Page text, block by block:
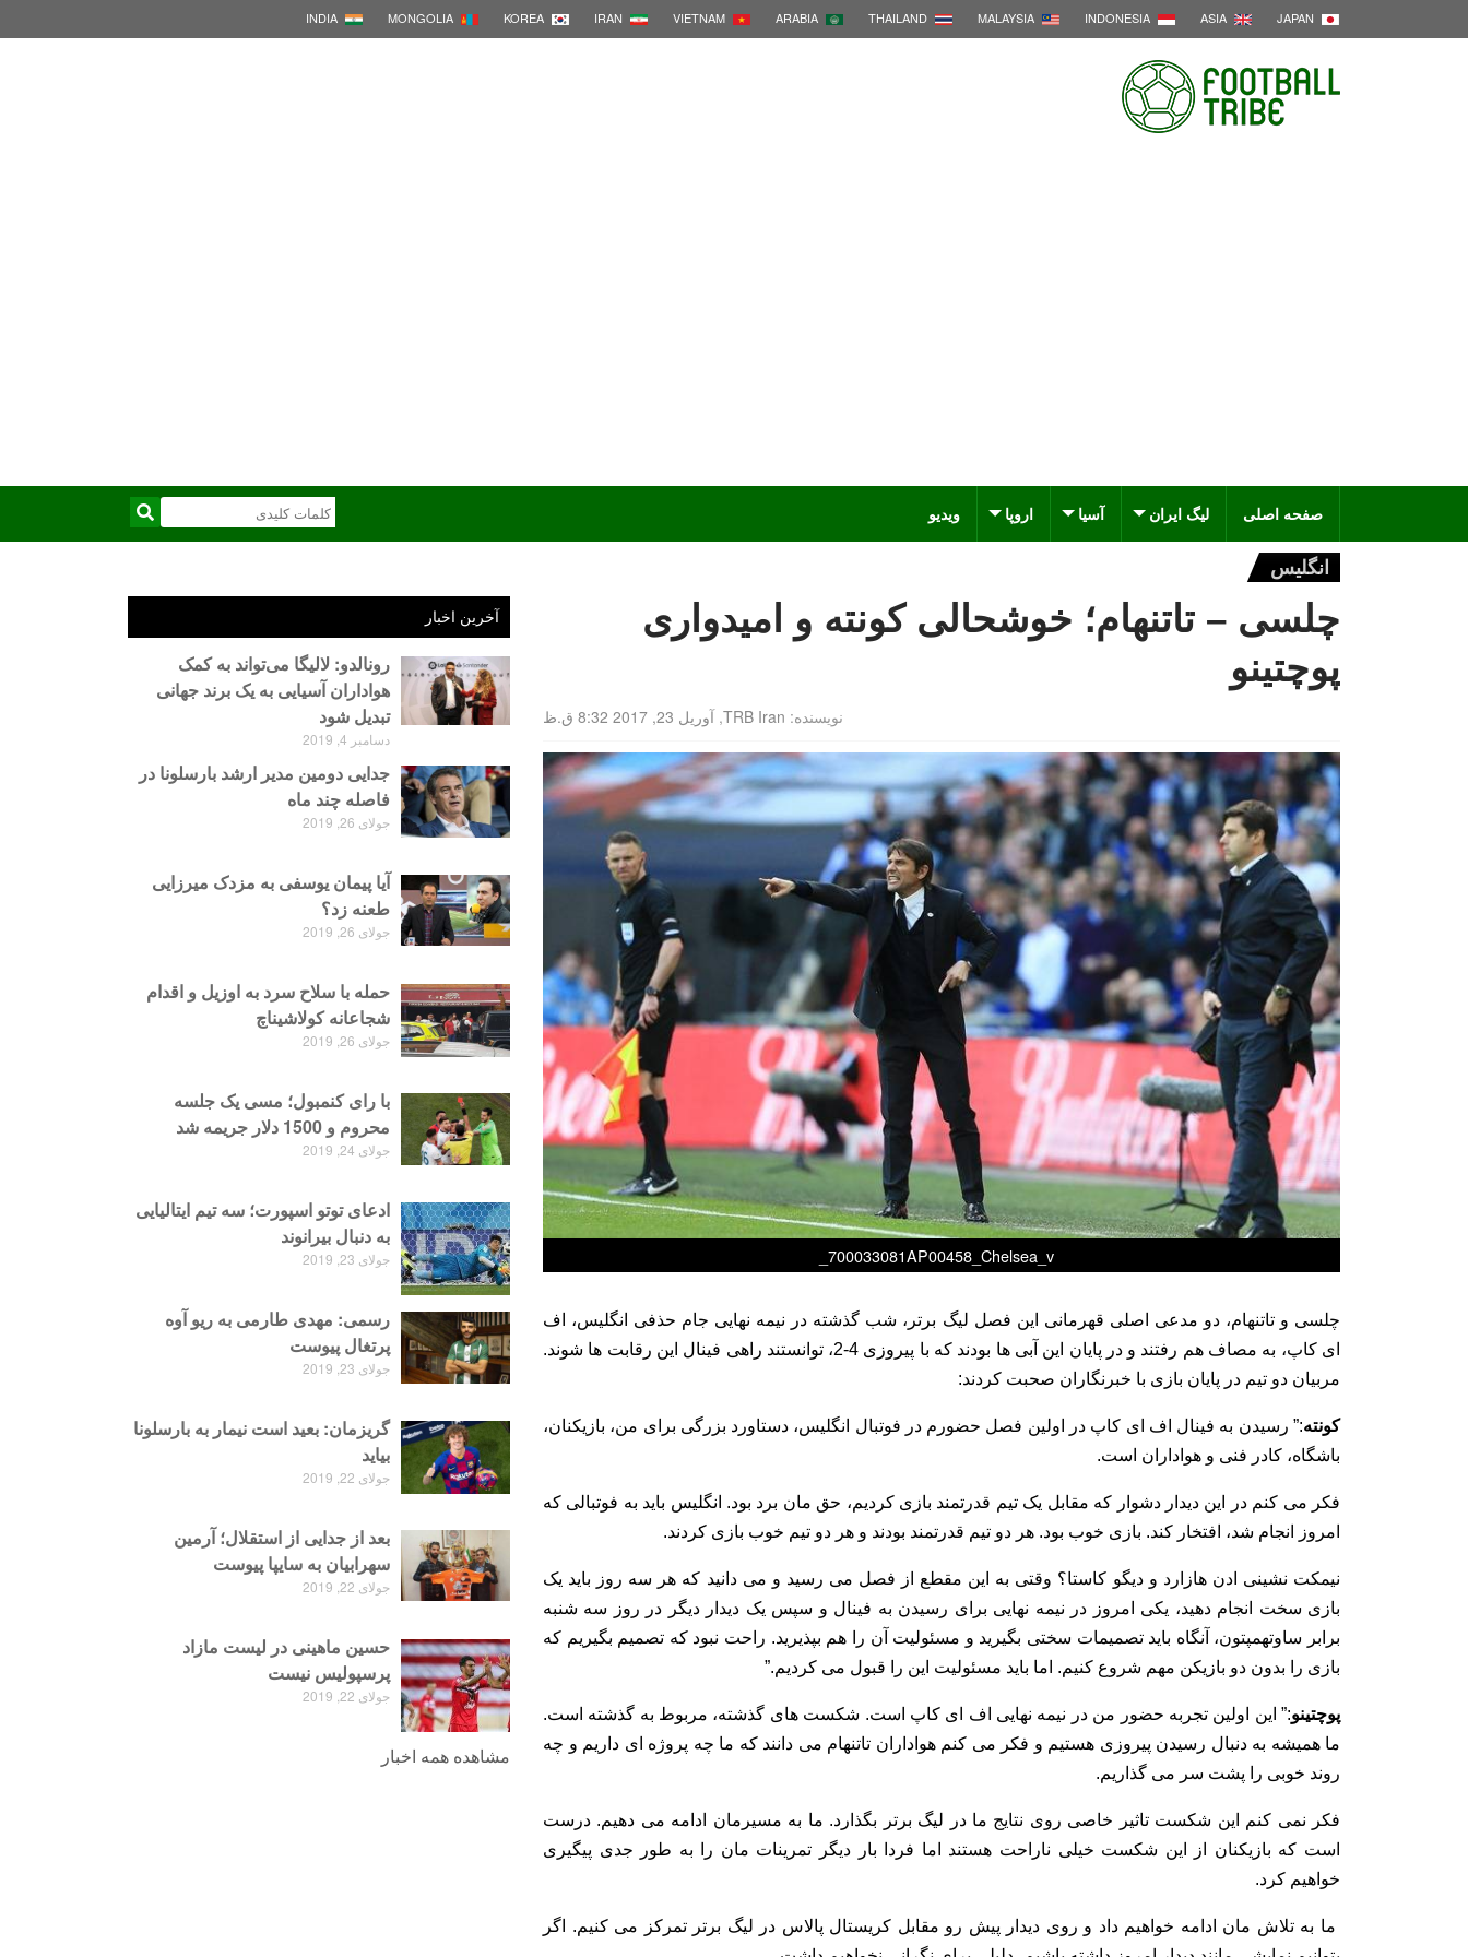
JAPAN
ASIA
INDONESIA
MALAYSIA
THAILAND
ARABIA
VIETNAM
IRAN
KOREA
MONGOLIA
INDIA
صفحه اصلی لیگ ایران آسیا اروپا ویدیو
انگلیس
چلسی – تاتنهام؛ خوشحالی کونته و امیدواری
پوچتینو
نویسنده: TRB Iran
,آوریل 23, 2017 8:32 ق.ظ
700033081AP00458_Chelsea_v_
چلسی و تاتنهام، دو مدعی اصلی قهرمانی این فصل لیگ برتر، شب گذشته در نیمه نهایی جام حذفی انگلیس، اف
ای کاپ، به مصاف هم رفتند و در پایان این آبی ها بودند که با پیروزی 4-2، توانستند راهی فینال این رقابت ها شوند.
مربیان دو تیم در پایان بازی با خبرنگاران صحبت کردند:
کونته:” رسیدن به فینال اف ای کاپ در اولین فصل حضورم در فوتبال انگلیس، دستاورد بزرگی برای من، بازیکنان،
باشگاه، کادر فنی و هواداران است.
فکر می کنم در این دیدار دشوار که مقابل یک تیم قدرتمند بازی کردیم، حق مان برد بود. انگلیس باید به فوتبالی که
امروز انجام شد، افتخار کند. بازی خوب بود. هر دو تیم قدرتمند بودند و هر دو تیم خوب بازی کردند.
نیمکت نشینی ادن هازارد و دیگو کاستا؟ وقتی به این مقطع از فصل می رسید و می دانید که هر سه روز باید یک
بازی سخت انجام دهید، یکی امروز در نیمه نهایی برای رسیدن به فینال و سپس یک دیدار دیگر در روز سه شنبه
برابر ساوتهمپتون، آنگاه باید تصمیمات سختی بگیرید و مسئولیت آن را هم بپذیرید. راحت نبود که تصمیم بگیریم که
بازی را بدون دو بازیکن مهم شروع کنیم. اما باید مسئولیت این را قبول می کردیم.”
پوچتینو:” این اولین تجربه حضور من در نیمه نهایی اف ای کاپ است. شکست های گذشته، مربوط به گذشته است.
ما همیشه به دنبال رسیدن پیروزی هستیم و فکر می کنم هواداران تاتنهام می دانند که ما چه پروژه ای داریم و چه
روند خوبی را پشت سر می گذاریم.
فکر نمی کنم این شکست تاثیر خاصی روی نتایج ما در لیگ برتر بگذارد. ما به مسیرمان ادامه می دهیم. درست
است که بازیکنان از این شکست خیلی ناراحت هستند اما فردا بار دیگر تمرینات مان را به طور جدی پیگیری
خواهیم کرد.
ما به تلاش مان ادامه خواهیم داد و روی دیدار پیش رو مقابل کریستال پالاس در لیگ برتر تمرکز می کنیم. اگر
آخرین اخبار
رونالدو: لالیگا می‌تواند به کمک
هواداران آسیایی به یک برند جهانی
تبدیل شود
دسامبر 4, 2019
جدایی دومین مدیر ارشد بارسلونا در
فاصله چند ماه
جولای 26, 2019
آیا پیمان یوسفی به مزدک میرزایی
طعنه زد؟
جولای 26, 2019
حمله با سلاح سرد به اوزیل و اقدام
شجاعانه کولاشیناچ
جولای 26, 2019
با رای کنمبول؛ مسی یک جلسه
محروم و 1500 دلار جریمه شد
جولای 24, 2019
ادعای توتو اسپورت؛ سه تیم ایتالیایی
به دنبال بیرانوند
جولای 23, 2019
رسمی: مهدی طارمی به ریو آوه
پرتغال پیوست
جولای 23, 2019
گریزمان: بعید است نیمار به بارسلونا
بیاید
جولای 22, 2019
بعد از جدایی از استقلال؛ آرمین
سهرابیان به سایپا پیوست
جولای 22, 2019
حسین ماهینی در لیست مازاد
پرسپولیس نیست
جولای 22, 2019
مشاهده همه اخبار